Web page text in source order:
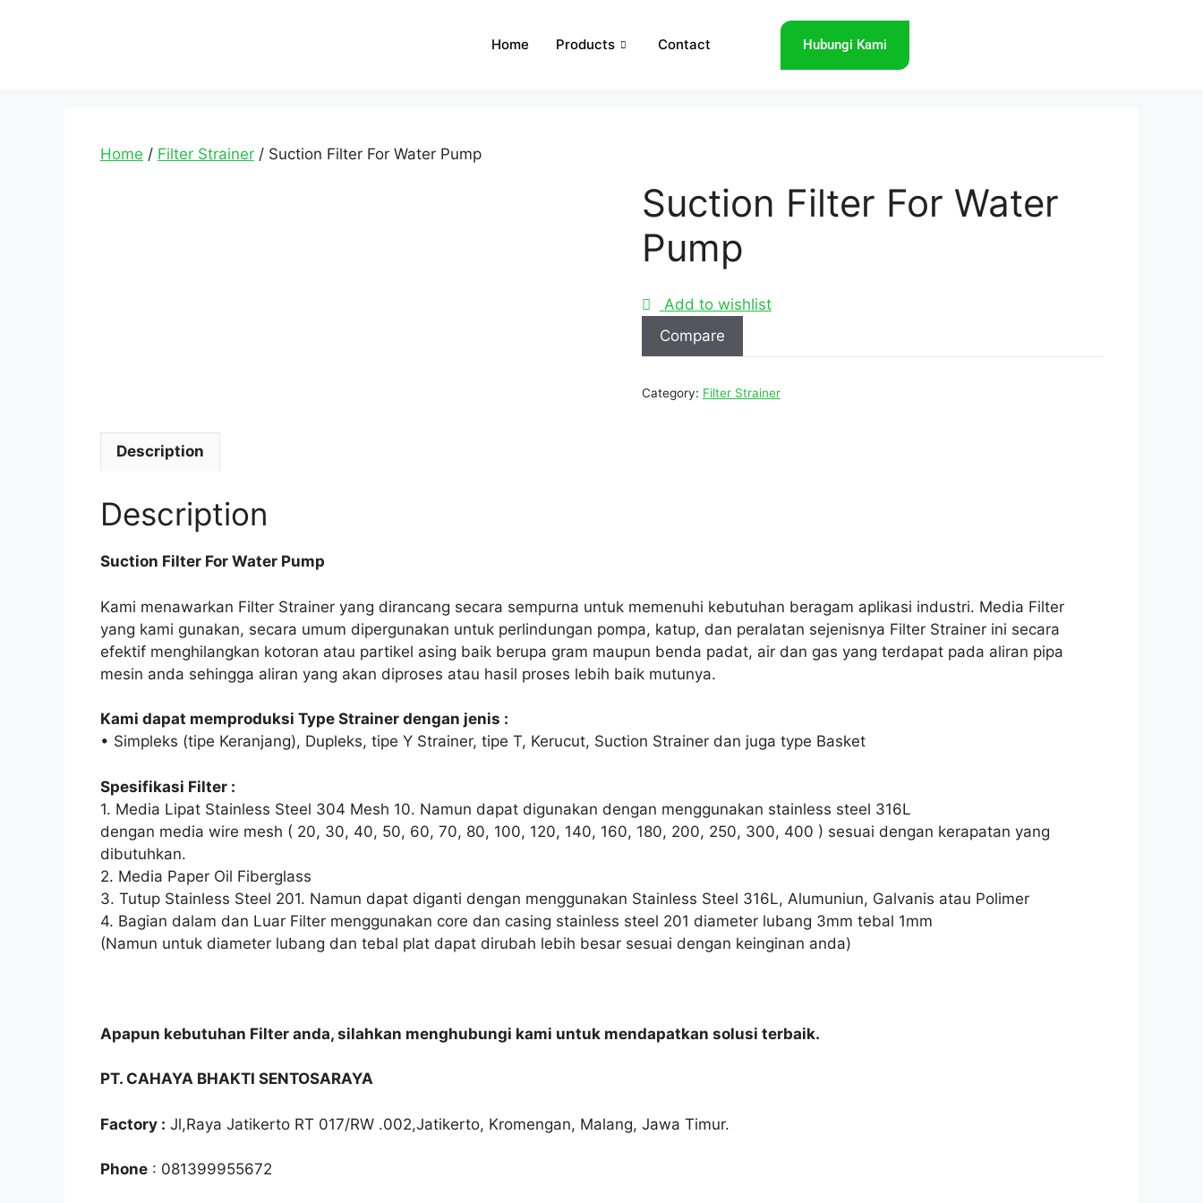
Home Products Contact Hubungi Kami
Home / Filter Strainer / Suction Filter For Water Pump
Suction Filter For Water
Pump
Add to wishlist
Compare
Category: Filter Strainer
Description
Description
Suction Filter For Water Pump
Kami menawarkan Filter Strainer yang dirancang secara sempurna untuk memenuhi kebutuhan beragam aplikasi industri. Media Filter
yang kami gunakan, secara umum dipergunakan untuk perlindungan pompa, katup, dan peralatan sejenisnya Filter Strainer ini secara
efektif menghilangkan kotoran atau partikel asing baik berupa gram maupun benda padat, air dan gas yang terdapat pada aliran pipa
mesin anda sehingga aliran yang akan diproses atau hasil proses lebih baik mutunya.
Kami dapat memproduksi Type Strainer dengan jenis :
• Simpleks (tipe Keranjang), Dupleks, tipe Y Strainer, tipe T, Kerucut, Suction Strainer dan juga type Basket
Spesifikasi Filter :
1. Media Lipat Stainless Steel 304 Mesh 10. Namun dapat digunakan dengan menggunakan stainless steel 316L
dengan media wire mesh ( 20, 30, 40, 50, 60, 70, 80, 100, 120, 140, 160, 180, 200, 250, 300, 400 ) sesuai dengan kerapatan yang
dibutuhkan.
2. Media Paper Oil Fiberglass
3. Tutup Stainless Steel 201. Namun dapat diganti dengan menggunakan Stainless Steel 316L, Alumuniun, Galvanis atau Polimer
4. Bagian dalam dan Luar Filter menggunakan core dan casing stainless steel 201 diameter lubang 3mm tebal 1mm
(Namun untuk diameter lubang dan tebal plat dapat dirubah lebih besar sesuai dengan keinginan anda)
Apapun kebutuhan Filter anda, silahkan menghubungi kami untuk mendapatkan solusi terbaik.
PT. CAHAYA BHAKTI SENTOSARAYA
Factory : Jl,Raya Jatikerto RT 017/RW .002,Jatikerto, Kromengan, Malang, Jawa Timur.
Phone : 081399955672